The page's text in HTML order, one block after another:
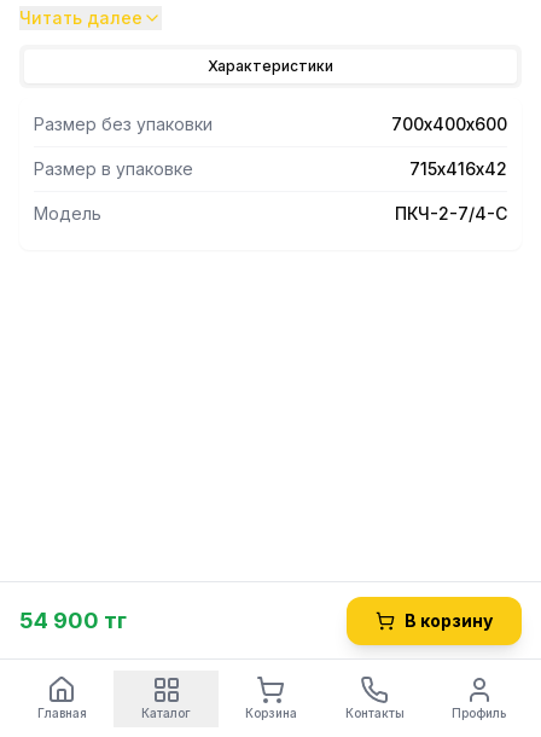
упакованном виде изделие имеет габариты 715х416х42
Читать далее
Характеристики
Размер без упаковки 700х400х600
Размер в упаковке 715х416х42
Модель ПКЧ-2-7/4-С
54 900 тг В корзину
Главная Каталог Корзина Контакты Профиль